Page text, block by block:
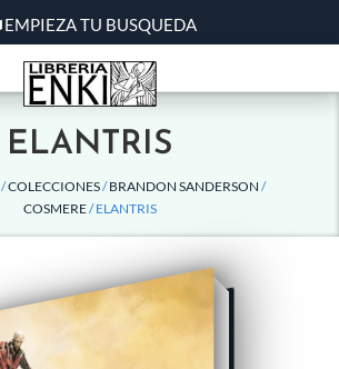
EMPIEZA TU BUSQUEDA
ELANTRIS
/COLECCIONES/BRANDON SANDERSON /
COSMERE/ ELANTRIS